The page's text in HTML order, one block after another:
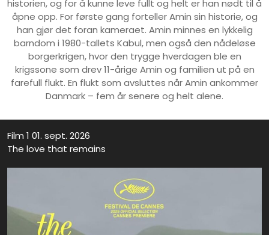
historien, og for å kunne leve fullt og helt er han nødt til å
åpne opp. For første gang forteller Amin sin historie, og
han gjør det foran kameraet. Amin minnes en lykkelig
barndom i 1980-tallets Kabul, men også den nådeløse
borgerkrigen, hvor den trygge hverdagen ble en
krigssone som drev 11-årige Amin og familien ut på en
farefull flukt. En flukt som avsluttes når Amin ankommer
Danmark – fem år senere og helt alene.
Film 1 01. sept. 2026
The love that remains